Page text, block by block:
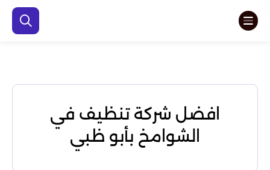
افضل شركة تنظيف في
الشوامخ بأبو ظبي